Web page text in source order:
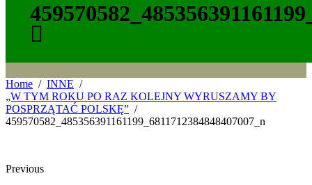
Home
INNE
„W TYM ROKU PO RAZ KOLEJNY WYRUSZAMY BY
POSPRZĄTAĆ POLSKĘ”
459570582_485356391161199_6811712384848407007_n
Previous